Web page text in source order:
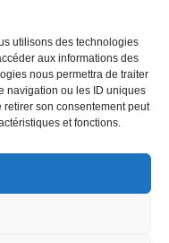
utilisons des technologies
aux informations des
nous permettra de traiter
navigation ou les ID uniques
son consentement peut
et fonctions.